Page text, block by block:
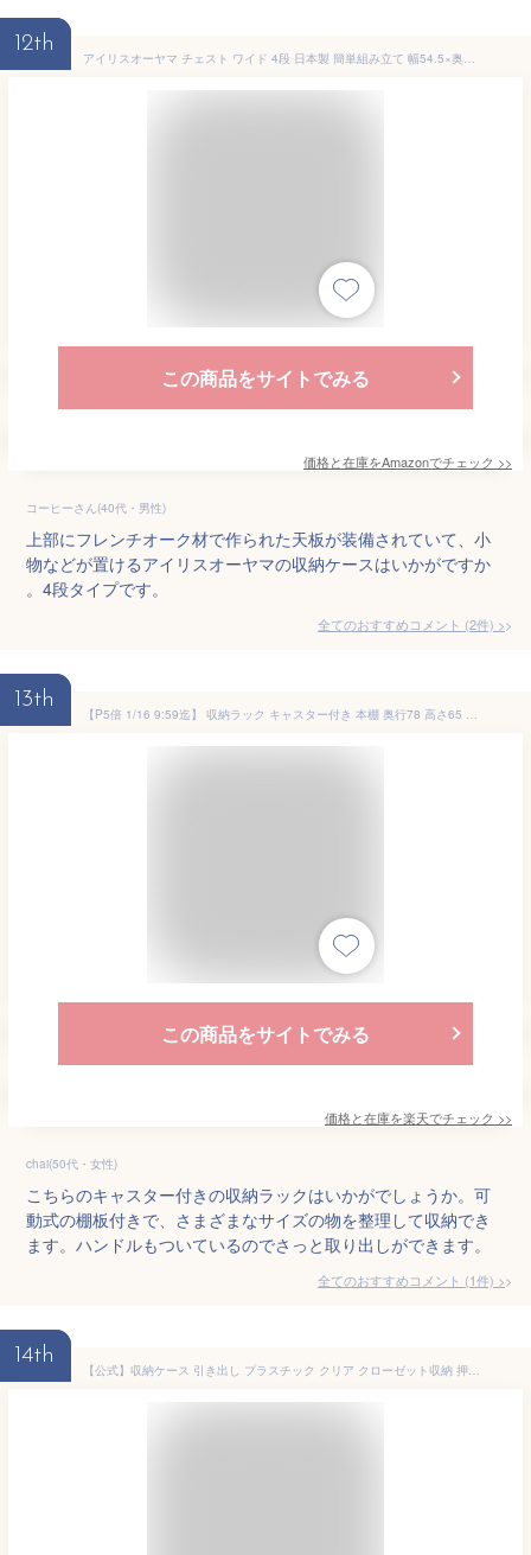
12th
アイリスオーヤマ チェスト ワイド 4段 日本製 簡単組み立て 幅54.5×奥行き39.1 フレンチオーク木天板
この商品をサイトでみる
価格と在庫をAmazonでチェック >>
コーヒーさん(40代・男性)
上部にフレンチオーク材で作られた天板が装備されていて、小
物などが置けるアイリスオーヤマの収納ケースはいかがですか
。4段タイプです。
全てのおすすめコメント (2件) >
13th
【P5倍 1/16 9:59迄】 収納ラック キャスター付き 本棚 奥行78 高さ65 幅20/26/38cm 押入れ収納 押入れ 収納 クローゼット クローゼット収納 ウォークインクローゼット WIC 収納ボックス 階段下 バッグ 白 ホワイト 山善 YAMAZEN 【送料無料】
この商品をサイトでみる
価格と在庫を楽天でチェック >>
chai(50代・女性)
こちらのキャスター付きの収納ラックはいかがでしょうか。可
動式の棚板付きで、さまざまなサイズの物を整理して収納でき
ます。ハンドルもついているのでさっと取り出しができます。
全てのおすすめコメント (1件) >
14th
【公式】収納ケース 引き出し プラスチック クリア クローゼット収納 押入れ収納 衣類収納 チェスト クリアチェスト 押入れチェスト 積み重ね 衣替え クローゼット 押入れ 衣装ケース キャスター付き ひとり暮らし アイリスオーヤマ NSCLZ503